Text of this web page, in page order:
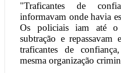
"Traficantes de
informavam onde havia
Os policiais iam até o
subtração e repassavam
traficantes de
mesma organização